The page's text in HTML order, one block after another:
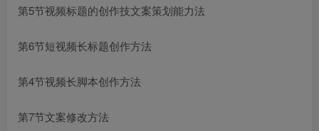
第5节视频标题的创作技文案策划能力法
第6节短视频长标题创作方法
第4节视频长脚本创作方法
第7节文案修改方法